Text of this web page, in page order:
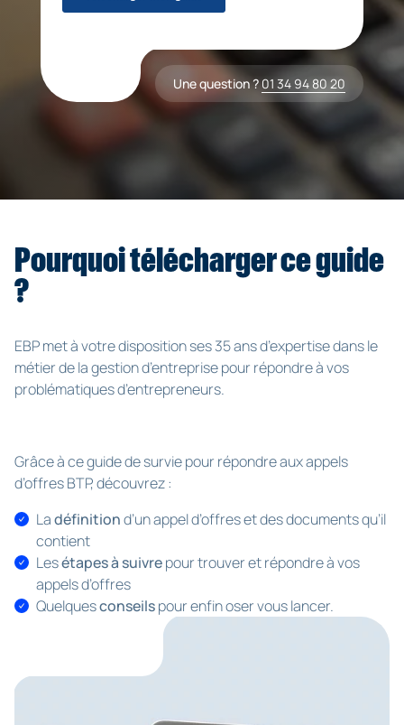
Une question ?01 34 94 80 20
Pourquoi télécharger ce guide
?
EBP met à votre disposition ses 35 ans d’expertise dans le
métier de la gestion d’entreprise pour répondre à vos
problématiques d’entrepreneurs.
Grâce à ce guide de survie pour répondre aux appels
d’offres BTP, découvrez :
Ladéfinitiond’un appel d’offres et des documents qu’il
contient
Lesétapes à suivrepour trouver et répondre à vos
appels d’offres
Quelquesconseilspour enfin oser vous lancer.